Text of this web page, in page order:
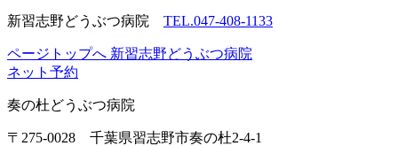
新習志野どうぶつ病院 TEL.047-408-1133
ページトップへ 新習志野どうぶつ病院
ネット予約
奏の杜どうぶつ病院
〒275-0028 千葉県習志野市奏の杜2-4-1